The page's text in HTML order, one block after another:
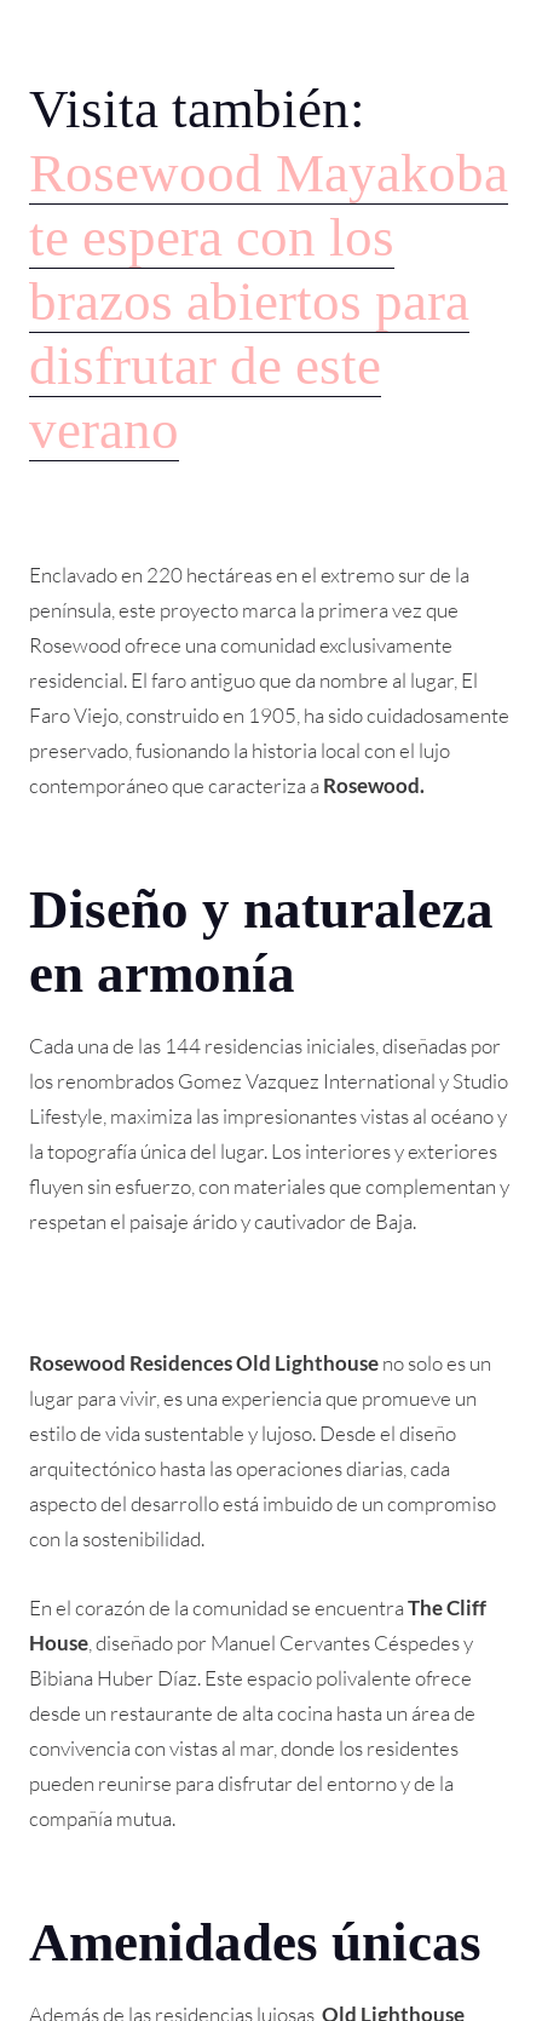
Visita también:
Rosewood Mayakoba
te espera con los
brazos abiertos para
disfrutar de este
verano
Enclavado en 220 hectáreas en el extremo sur de la
península, este proyecto marca la primera vez que
Rosewood ofrece una comunidad exclusivamente
residencial. El faro antiguo que da nombre al lugar, El
Faro Viejo, construido en 1905, ha sido cuidadosamente
preservado, fusionando la historia local con el lujo
contemporáneo que caracteriza a Rosewood.
Diseño y naturaleza
en armonía
Cada una de las 144 residencias iniciales, diseñadas por
los renombrados Gomez Vazquez International y Studio
Lifestyle, maximiza las impresionantes vistas al océano y
la topografía única del lugar. Los interiores y exteriores
fluyen sin esfuerzo, con materiales que complementan y
respetan el paisaje árido y cautivador de Baja.
Rosewood Residences Old Lighthouseno solo es un
lugar para vivir, es una experiencia que promueve un
estilo de vida sustentable y lujoso. Desde el diseño
arquitectónico hasta las operaciones diarias, cada
aspecto del desarrollo está imbuido de un compromiso
con la sostenibilidad.
En el corazón de la comunidad se encuentraThe Cliff
House , diseñado por Manuel Cervantes Céspedes y
Bibiana Huber Díaz. Este espacio polivalente ofrece
desde un restaurante de alta cocina hasta un área de
convivencia con vistas al mar, donde los residentes
pueden reunirse para disfrutar del entorno y de la
compañía mutua.
Amenidades únicas
Además de las residencias lujosas, Old Lighthouse